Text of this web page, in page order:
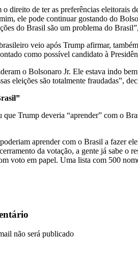
o direito de ter as preferências eleitorais
ele pode continuar gostando do
do Brasil são um problema do
veio após Trump afirmar,
como possível candidato à
o Bolsonaro Jr. Ele estava indo
eleições são totalmente fraudadas”,
Trump deveria “aprender” com o
aprender com o Brasil a fazer
da votação, a gente já sabe o
voto em papel. Uma lista com 500
não será publicado